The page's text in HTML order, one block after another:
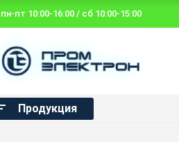
пн-пт 10:00-16:00 / сб 10:00-15:00
Продукция